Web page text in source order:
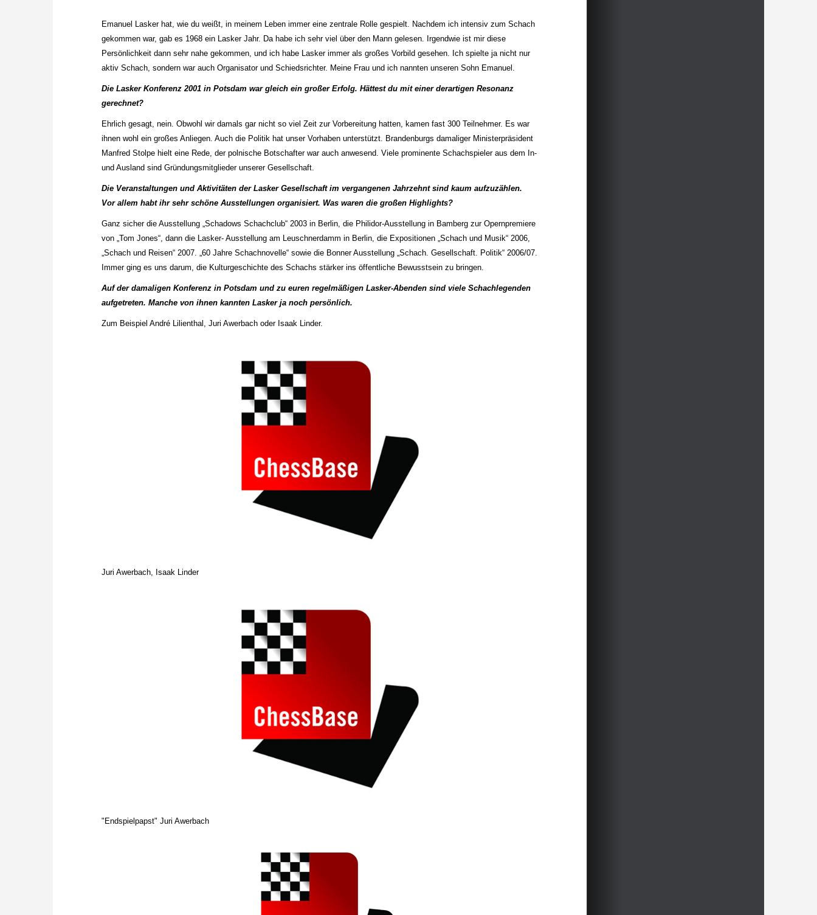
Emanuel Lasker hat, wie du weißt, in meinem Leben immer eine zentrale Rolle gespielt. Nachdem ich intensiv zum Schach
gekommen war, gab es 1968 ein Lasker Jahr. Da habe ich sehr viel über den Mann gelesen. Irgendwie ist mir diese
Persönlichkeit dann sehr nahe gekommen, und ich habe Lasker immer als großes Vorbild gesehen. Ich spielte ja nicht nur
aktiv Schach, sondern war auch Organisator und Schiedsrichter. Meine Frau und ich nannten unseren Sohn Emanuel.
Die Lasker Konferenz 2001 in Potsdam war gleich ein großer Erfolg. Hättest du mit einer derartigen Resonanz
gerechnet?
Ehrlich gesagt, nein. Obwohl wir damals gar nicht so viel Zeit zur Vorbereitung hatten, kamen fast 300 Teilnehmer. Es war
ihnen wohl ein großes Anliegen. Auch die Politik hat unser Vorhaben unterstützt. Brandenburgs damaliger Ministerpräsident
Manfred Stolpe hielt eine Rede, der polnische Botschafter war auch anwesend. Viele prominente Schachspieler aus dem In-
und Ausland sind Gründungsmitglieder unserer Gesellschaft.
Die Veranstaltungen und Aktivitäten der Lasker Gesellschaft im vergangenen Jahrzehnt sind kaum aufzuzählen.
Vor allem habt ihr sehr schöne Ausstellungen organisiert. Was waren die großen Highlights?
Ganz sicher die Ausstellung „Schadows Schachclub“ 2003 in Berlin, die Philidor-Ausstellung in Bamberg zur Opernpremiere
von „Tom Jones“, dann die Lasker- Ausstellung am Leuschnerdamm in Berlin, die Expositionen „Schach und Musik“ 2006,
„Schach und Reisen“ 2007. „60 Jahre Schachnovelle“ sowie die Bonner Ausstellung „Schach. Gesellschaft. Politik“ 2006/07.
Immer ging es uns darum, die Kulturgeschichte des Schachs stärker ins öffentliche Bewusstsein zu bringen.
Auf der damaligen Konferenz in Potsdam und zu euren regelmäßigen Lasker-Abenden sind viele Schachlegenden
aufgetreten. Manche von ihnen kannten Lasker ja noch persönlich.
Zum Beispiel André Lilienthal, Juri Awerbach oder Isaak Linder.
Juri Awerbach, Isaak Linder
"Endspielpapst" Juri Awerbach